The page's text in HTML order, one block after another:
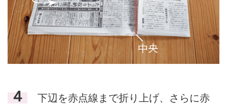
４
下辺を赤点線まで折り上げ、さらに赤